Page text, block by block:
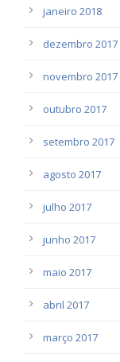
janeiro 2018
dezembro 2017
novembro 2017
outubro 2017
setembro 2017
agosto 2017
julho 2017
junho 2017
maio 2017
abril 2017
março 2017